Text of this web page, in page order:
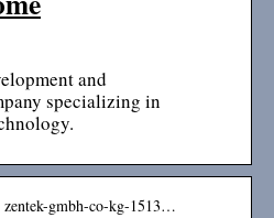
and
specializing in
gmbh-co-kg-1513…